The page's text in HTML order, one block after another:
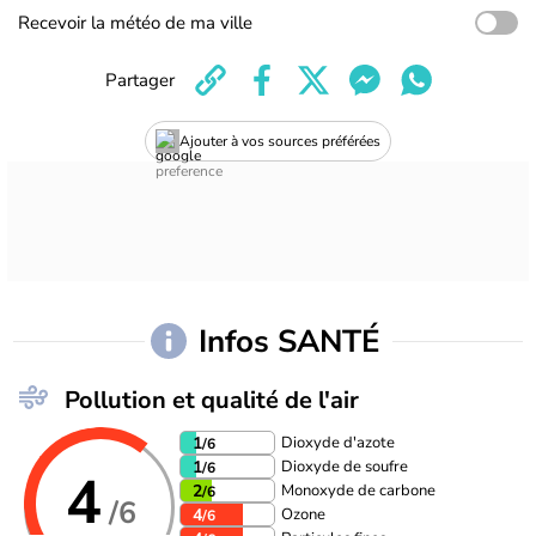
Recevoir la météo de ma ville
Ajouter à vos sources préférées
Partager
Infos SANTÉ
Pollution et qualité de l'air
4/6
1/6 Dioxyde d'azote
1/6 Dioxyde de soufre
2/6 Monoxyde de carbone
4/6 Ozone